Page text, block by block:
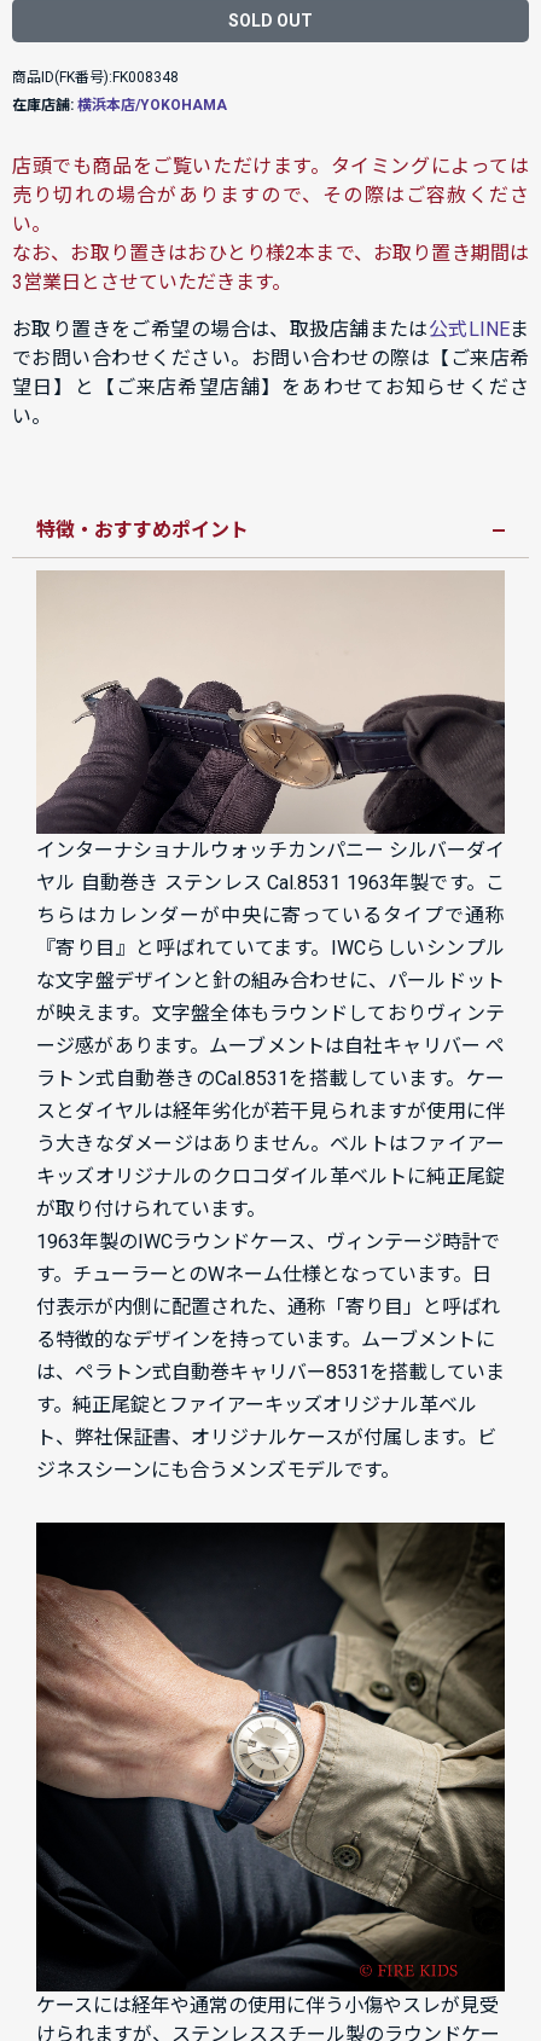
SOLD OUT
商品ID(FK番号):FK008348
在庫店舗: 横浜本店/YOKOHAMA
店頭でも商品をご覧いただけます。タイミングによっては
売り切れの場合がありますので、その際はご容赦くださ
い。
なお、お取り置きはおひとり様2本まで、お取り置き期間は
3営業日とさせていただきます。
お取り置きをご希望の場合は、取扱店舗または公式LINEま
でお問い合わせください。お問い合わせの際は【ご来店希
望日】と【ご来店希望店舗】をあわせてお知らせくださ
い。
特徴・おすすめポイント
インターナショナルウォッチカンパニー シルバーダイ
ヤル 自動巻き ステンレス Cal.8531 1963年製です。こ
ちらはカレンダーが中央に寄っているタイプで通称
『寄り目』と呼ばれていてます。IWCらしいシンプル
な文字盤デザインと針の組み合わせに、パールドット
が映えます。文字盤全体もラウンドしておりヴィンテ
ージ感があります。ムーブメントは自社キャリバー ペ
ラトン式自動巻きのCal.8531を搭載しています。ケー
スとダイヤルは経年劣化が若干見られますが使用に伴
う大きなダメージはありません。ベルトはファイアー
キッズオリジナルのクロコダイル革ベルトに純正尾錠
が取り付けられています。
1963年製のIWCラウンドケース、ヴィンテージ時計で
す。チューラーとのWネーム仕様となっています。日
付表示が内側に配置された、通称「寄り目」と呼ばれ
る特徴的なデザインを持っています。ムーブメントに
は、ペラトン式自動巻キャリバー8531を搭載していま
す。純正尾錠とファイアーキッズオリジナル革ベル
ト、弊社保証書、オリジナルケースが付属します。ビ
ジネスシーンにも合うメンズモデルです。
ケースには経年や通常の使用に伴う小傷やスレが見受
けられますが、ステンレススチール製のラウンドケー